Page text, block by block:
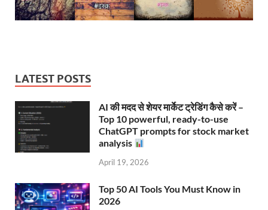
LATEST POSTS
AI की मदद से शेयर मार्केट ट्रेडिंग कैसे करें –
Top 10 powerful, ready-to-use
ChatGPT prompts for stock market
analysis
April 19, 2026
Top 50 AI Tools You Must Know in
2026